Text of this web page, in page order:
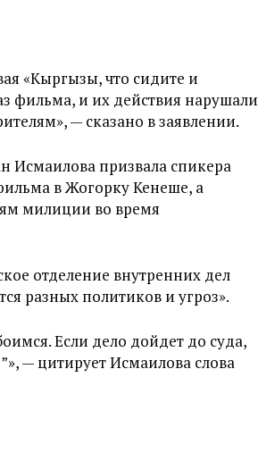
«Кыргызы, что сидите и
фильма, и их действия нарушали
— сказано в заявлении.
Исмаилова призвала спикера
в Жогорку Кенеше, а
милиции во время
отделение внутренних дел
разных политиков и угроз».
Если дело дойдет до суда,
— цитирует Исмаилова слова